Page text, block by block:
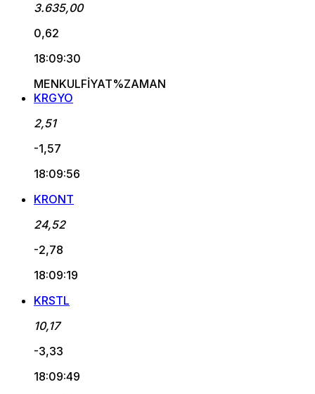
3.635,00
0,62
18:09:30
MENKULFİYAT%ZAMAN
KRGYO
2,51
-1,57
18:09:56
KRONT
24,52
-2,78
18:09:19
KRSTL
10,17
-3,33
18:09:49